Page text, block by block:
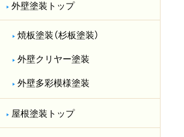
外壁塗装トップ
焼板塗装（杉板塗装）
外壁クリヤー塗装
外壁多彩模様塗装
屋根塗装トップ